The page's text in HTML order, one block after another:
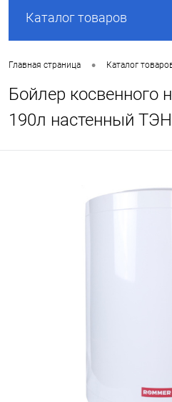
Каталог товаров
Главная страница • Каталог
Бойлер косвенного
190л настенный